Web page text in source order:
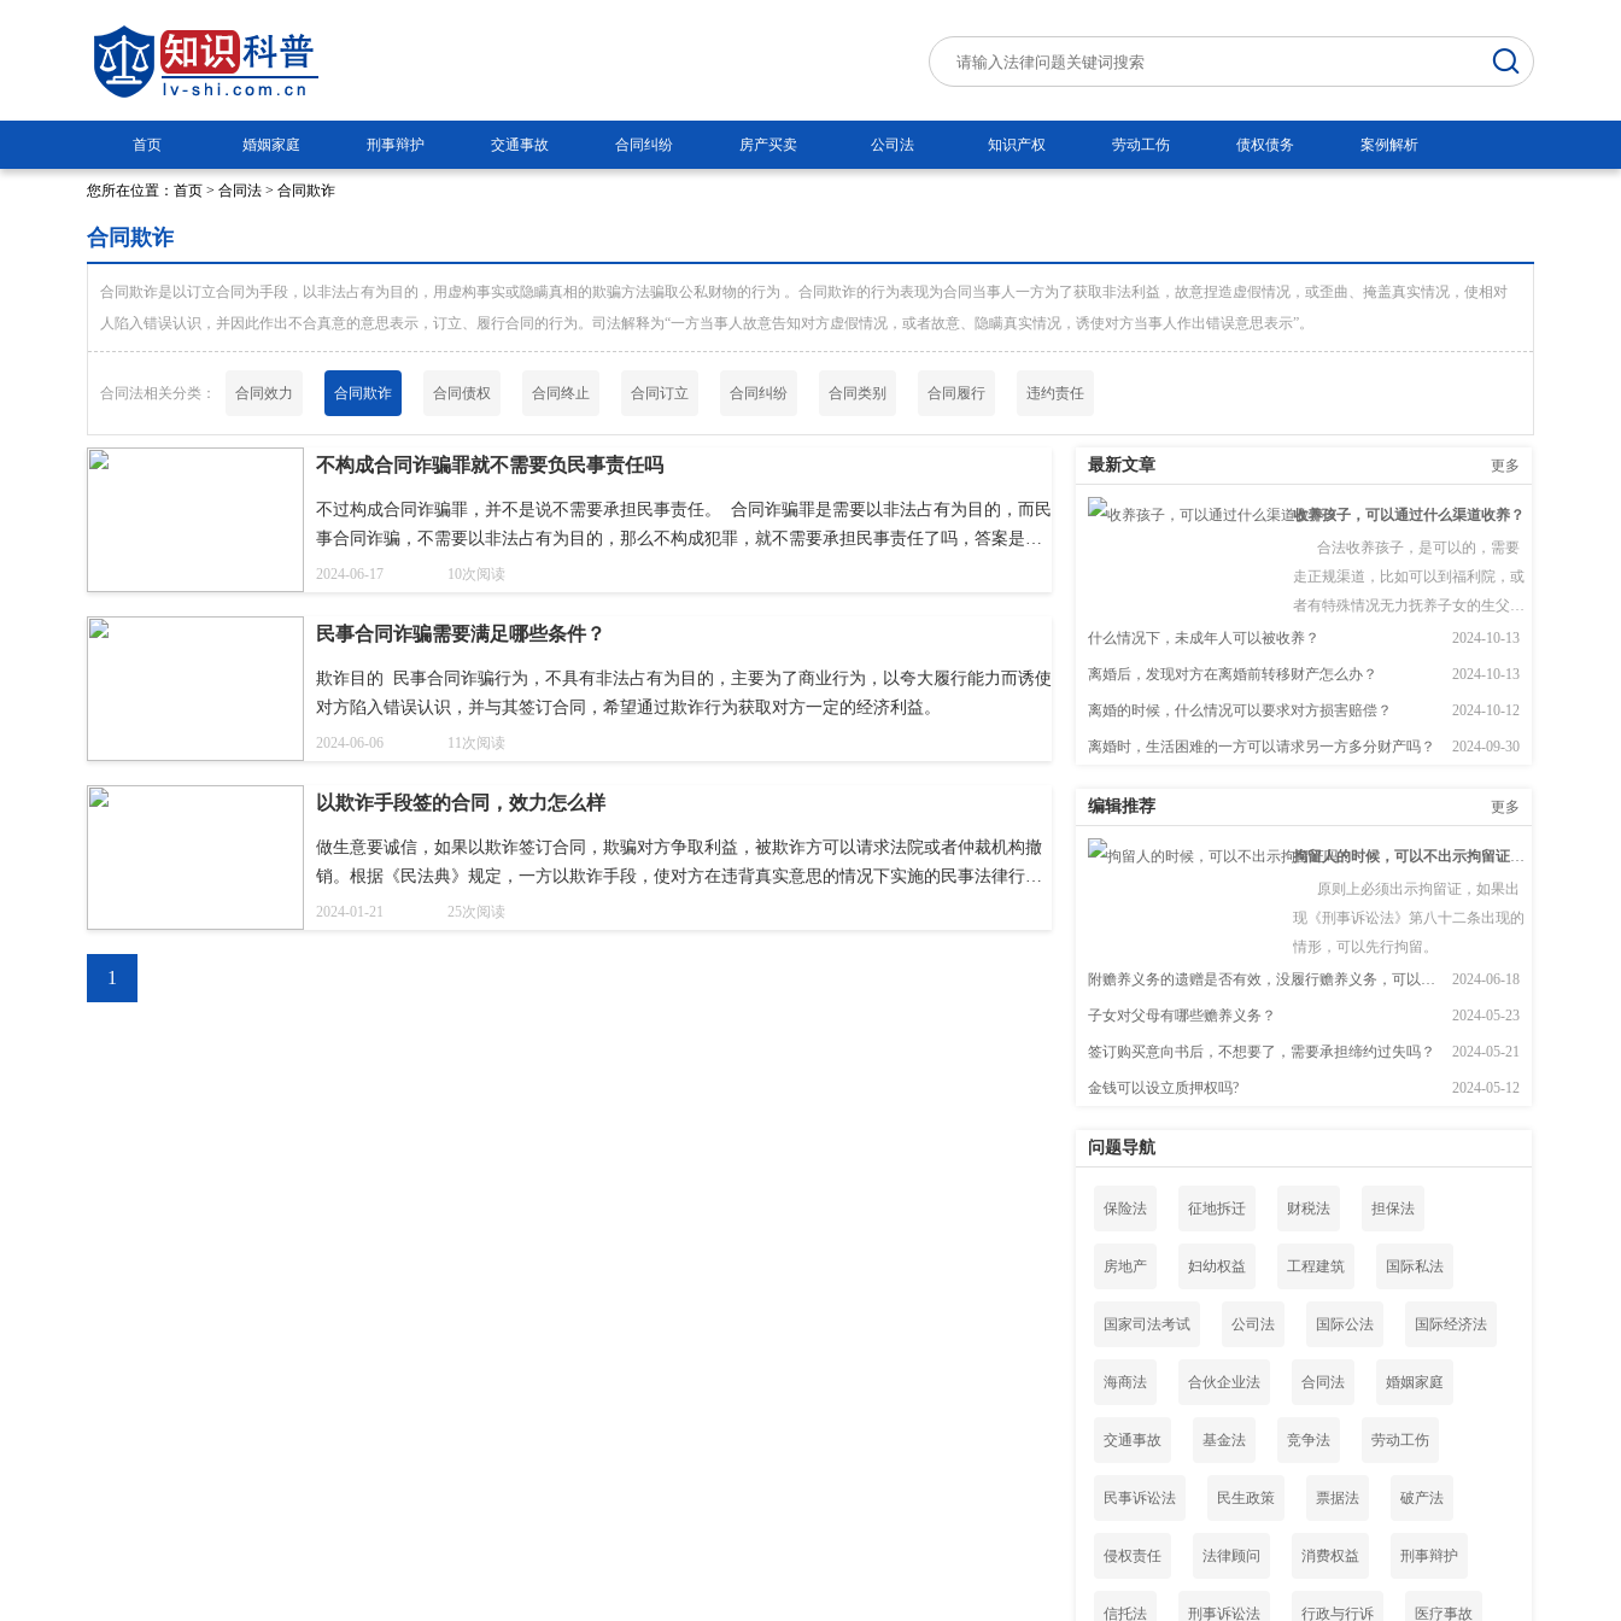
首页 婚姻家庭 刑事辩护 交通事故 合同纠纷 房产买卖 公司法 知识产权 劳动工伤 债权债务 案例解析
您所在位置： 首页 > 合同法 > 合同欺诈
合同欺诈
合同欺诈是以订立合同为手段，以非法占有为目的，用虚构事实或隐瞒真相的欺骗方法骗取公私财物的行为 。合同欺诈的行为表现为合同当事人一方为了获取非法利益，故意捏造虚假情况，或歪曲、掩盖真实情况，使相对
人陷入错误认识，并因此作出不合真意的意思表示，订立、履行合同的行为。司法解释为“一方当事人故意告知对方虚假情况，或者故意、隐瞒真实情况，诱使对方当事人作出错误意思表示”。
合同法相关分类： 合同效力 合同欺诈 合同债权 合同终止 合同订立 合同纠纷 合同类别 合同履行 违约责任
不构成合同诈骗罪就不需要负民事责任吗
不过构成合同诈骗罪，并不是说不需要承担民事责任。  合同诈骗罪是需要以非法占有为目的，而民
事合同诈骗，不需要以非法占有为目的，那么不构成犯罪，就不需要承担民事责任了吗，答案是需
要承担民事责任。
2024-06-17 10次阅读
民事合同诈骗需要满足哪些条件？
欺诈目的  民事合同诈骗行为，不具有非法占有为目的，主要为了商业行为，以夸大履行能力而诱使
对方陷入错误认识，并与其签订合同，希望通过欺诈行为获取对方一定的经济利益。
2024-06-06 11次阅读
以欺诈手段签的合同，效力怎么样
做生意要诚信，如果以欺诈签订合同，欺骗对方争取利益，被欺诈方可以请求法院或者仲裁机构撤
销。根据《民法典》规定，一方以欺诈手段，使对方在违背真实意思的情况下实施的民事法律行
为，受欺诈方有权请求人民法院或者仲裁机构予以撤销。
2024-01-21 25次阅读
1
最新文章 更多
收养孩子，可以通过什么渠道收养？
合法收养孩子，是可以的，需要
走正规渠道，比如可以到福利院，或
者有特殊情况无力抚养子女的生父
母。  根据《民法典》第一千零九十四
条　下列个人、组织可以作送养人：
利机构；（三）有特殊困难无力抚养
子女的生父母。
什么情况下，未成年人可以被收养？ 2024-10-13
离婚后，发现对方在离婚前转移财产怎么办？ 2024-10-13
离婚的时候，什么情况可以要求对方损害赔偿？ 2024-10-12
离婚时，生活困难的一方可以请求另一方多分财产吗？ 2024-09-30
编辑推荐 更多
拘留人的时候，可以不出示拘留证吗？
原则上必须出示拘留证，如果出
现《刑事诉讼法》第八十二条出现的
情形，可以先行拘留。
附赡养义务的遗赠是否有效，没履行赡养义务，可以继承吗？
2024-06-18
子女对父母有哪些赡养义务？ 2024-05-23
签订购买意向书后，不想要了，需要承担缔约过失吗？ 2024-05-21
金钱可以设立质押权吗? 2024-05-12
问题导航
保险法 征地拆迁 财税法 担保法
房地产 妇幼权益 工程建筑 国际私法
国家司法考试 公司法 国际公法 国际经济法
海商法 合伙企业法 合同法 婚姻家庭
交通事故 基金法 竞争法 劳动工伤
民事诉讼法 民生政策 票据法 破产法
侵权责任 法律顾问 消费权益 刑事辩护
信托法 刑事诉讼法 行政与行诉 医疗事故